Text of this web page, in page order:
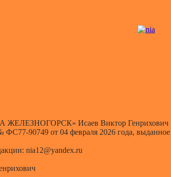
ЖЕЛЕЗНОГОРСК» Исаев Виктор Генрихович
ФС77-90749 от 04 февраля 2026 года,
nia12@yandex.ru